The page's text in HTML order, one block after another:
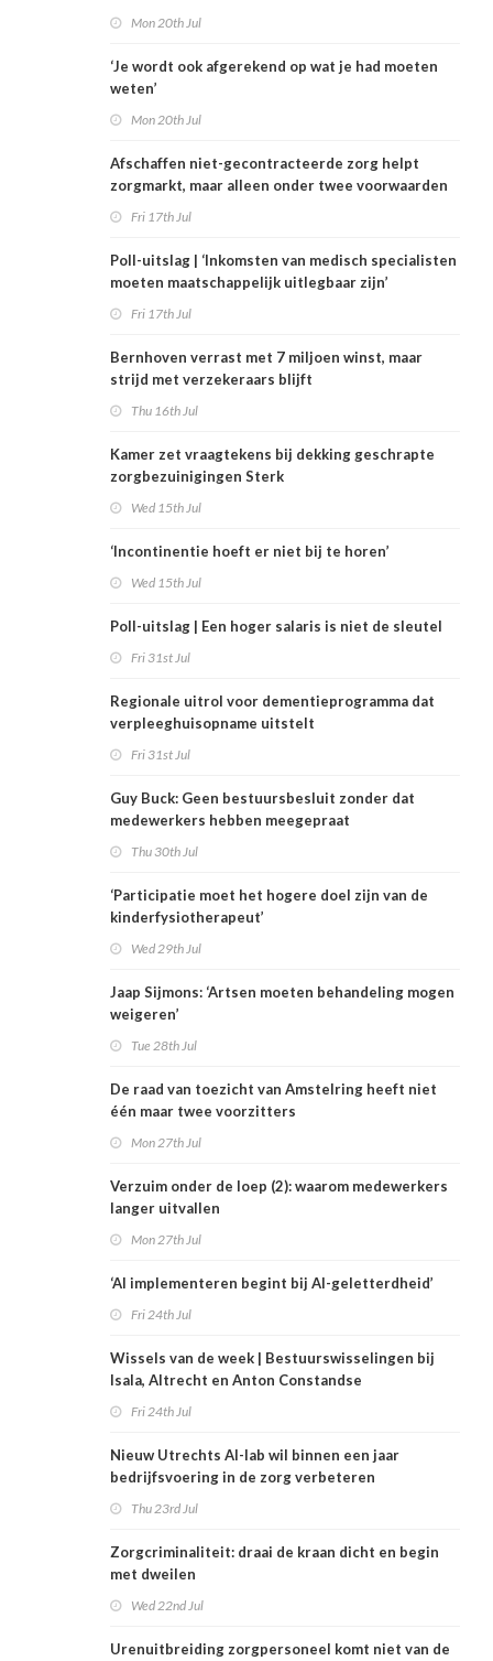
Mon 20th Jul
‘Je wordt ook afgerekend op wat je had moeten
weten’
Mon 20th Jul
Afschaffen niet-gecontracteerde zorg helpt
zorgmarkt, maar alleen onder twee voorwaarden
Fri 17th Jul
Poll-uitslag | ‘Inkomsten van medisch specialisten
moeten maatschappelijk uitlegbaar zijn’
Fri 17th Jul
Bernhoven verrast met 7 miljoen winst, maar
strijd met verzekeraars blijft
Thu 16th Jul
Kamer zet vraagtekens bij dekking geschrapte
zorgbezuinigingen Sterk
Wed 15th Jul
‘Incontinentie hoeft er niet bij te horen’
Wed 15th Jul
Poll-uitslag | Een hoger salaris is niet de sleutel
Fri 31st Jul
Regionale uitrol voor dementieprogramma dat
verpleeghuisopname uitstelt
Fri 31st Jul
Guy Buck: Geen bestuursbesluit zonder dat
medewerkers hebben meegepraat
Thu 30th Jul
‘Participatie moet het hogere doel zijn van de
kinderfysiotherapeut’
Wed 29th Jul
Jaap Sijmons: ‘Artsen moeten behandeling mogen
weigeren’
Tue 28th Jul
De raad van toezicht van Amstelring heeft niet
één maar twee voorzitters
Mon 27th Jul
Verzuim onder de loep (2): waarom medewerkers
langer uitvallen
Mon 27th Jul
‘AI implementeren begint bij AI-geletterdheid’
Fri 24th Jul
Wissels van de week | Bestuurswisselingen bij
Isala, Altrecht en Anton Constandse
Fri 24th Jul
Nieuw Utrechts AI-lab wil binnen een jaar
bedrijfsvoering in de zorg verbeteren
Thu 23rd Jul
Zorgcriminaliteit: draai de kraan dicht en begin
met dweilen
Wed 22nd Jul
Urenuitbreiding zorgpersoneel komt niet van de